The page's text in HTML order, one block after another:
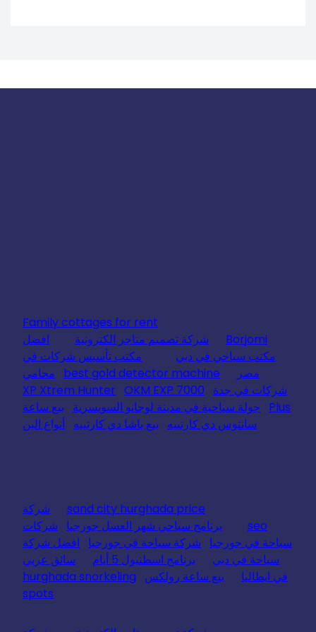
Family cottages for rent
Borjomi
شركة تصميم متاجر الكترونية
افضل
مكتب سياحي في دبي
مكتب تأسيس شركات في
مصر
best gold detector machine
محامي
شركات في جدة
XP Xtrem Hunter OKM EXP 7000
Plus
جولة سياحية في مدينة لوجانو السويسرية
بيع ساعة
سانتوس دي كارتييه
بيع باشا دي كارتييه أنواع البن
sand city hurghada price
شركة
seo
برنامج سياحي شهر العسل جورجيا
شركات
سياحة في جورجيا
شركة سياحة في جورجيا
افضل شركة
سياحة في دبي
برنامج اسطنبول 5 أيام
سائق عربي
في ايطاليا
بيع ساعة رولكس
hurghada snorkeling
spots